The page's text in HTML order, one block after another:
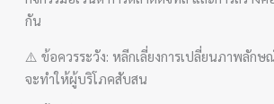
กัน
⚠️ ข้อควรระวัง: หลีกเลี่ยงการเปลี่ยนภาพลักษ
จะทำให้ผู้บริโภคสับสน